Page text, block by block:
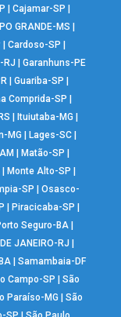
| Cajamar-SP |
GRANDE-MS |
| Cardoso-SP |
RJ | Garanhuns-PE
| Guariba-SP |
Comprida-SP |
| Ituiutaba-MG |
MG | Lages-SC|
| Matão-SP |
|Monte Alto-SP |
SP |Osasco-
|Piracicaba-SP |
Seguro-BA |
JANEIRO-RJ |
| Samambaia-DF
Campo-SP |São
Paraíso-MG |São